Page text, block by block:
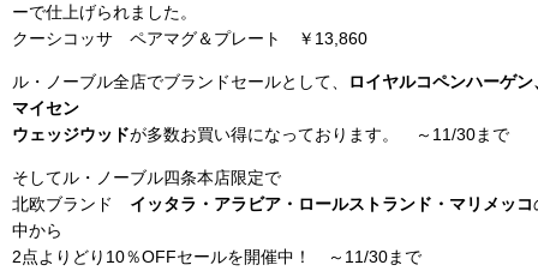
ーで仕上げられました。
クーシコッサ ペアマグ＆プレート ￥13,860
ル・ノーブル全店でブランドセールとして、
ロイヤルコペンハーゲン
マイセン
ウェッジウッドが多数お買い得になっております。 ～11/30まで
そしてル・ノーブル四条本店限定で
北欧ブランド イッタラ・アラビア・ロールストランド・マリメッコ
中から
2点よりどり10％OFFセールを開催中！ ～11/30まで